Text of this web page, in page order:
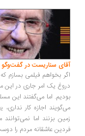
آقای سناریست در گفت‌وگو
اگر بخواهم فیلمی بسازم
دروغ یک امر جاری در
بودیم. اما می‌گفتند این
می‌گویند اجازه کار
زمین بزنند اما
فردین عاشقانه مردم را